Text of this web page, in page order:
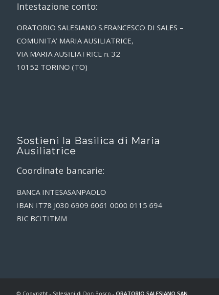
Intestazione conto:
ORATORIO SALESIANO S.FRANCESCO DI SALES –
COMUNITA’ MARIA AUSILIATRICE,
VIA MARIA AUSILIATRICE n. 32
10152 TORINO (TO)
Sostieni la Basilica di Maria
Ausiliatrice
Coordinate bancarie:
BANCA INTESASANPAOLO
IBAN IT78 J030 6909 6061 0000 0115 694
BIC BCITITMM
© Copyright - Salesiani di Don Bosco - ORATORIO SALESIANO SAN